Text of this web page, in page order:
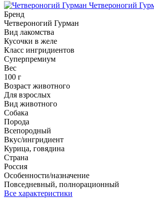
Четвероногий
Бренд
Четвероногий Гурман
Вид лакомства
Кусочки в желе
Класс ингридиентов
Суперпремиум
Вес
100 г
Возраст животного
Для взрослых
Вид животного
Собака
Порода
Всепородный
Вкус/ингридиент
Курица, говядина
Страна
Россия
Особенности/назначение
Повседневный, полнорационный
Все характеристики